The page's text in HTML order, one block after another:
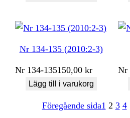
Nr 134-135 (2010:2-3)
Nr 134-135150,00kr
Lägg till i varukorg
Nr
Föregående sida1 2 3 4